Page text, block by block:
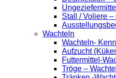
Stall / Voliere –
Wachteln
Wachteln-
Aufzucht
Futtermittel-
Tröge –